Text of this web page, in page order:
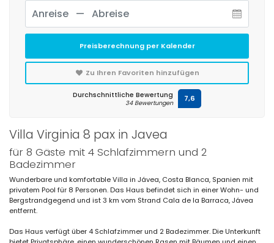
Villa Virginia 8 pax in Javea
für 8 Gäste mit 4 Schlafzimmern und 2
Badezimmer
Wunderbare und komfortable Villa in Jávea, Costa Blanca, Spanien mit
privatem Pool für 8 Personen. Das Haus befindet sich in einer Wohn- und
Bergstrandgegend und ist 3 km vom Strand Cala de la Barraca, Jávea
entfernt.
Das Haus verfügt über 4 Schlafzimmer und 2 Badezimmer. Die Unterkunft
Preisberechnung per Kalender
Zu Ihren Favoriten hinzufügen
Durchschnittliche Bewertung
34 Bewertungen 7,6